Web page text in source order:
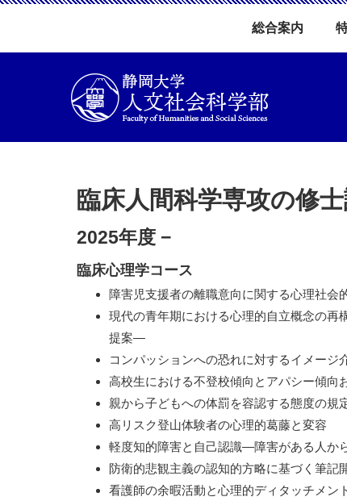
総合案内
臨床人間科学専攻の修
2025年度 −
臨床心理学コース
障害児支援者の離職意向に関する心理社会
現代の青年期における心理的自立概念の
提案―
コンパッションへの恐れに対するイメージ
高校生における不登校傾向とアパシー傾向
親から子どもへの体罰を容認する態度の
高リスク登山体験者の心理的葛藤と変容
軽度知的障害と自己認識―障害がある人か
防衛的悲観主義の認知的方略に基づく筆
看護師の余暇活動と心理的ディタッチメ